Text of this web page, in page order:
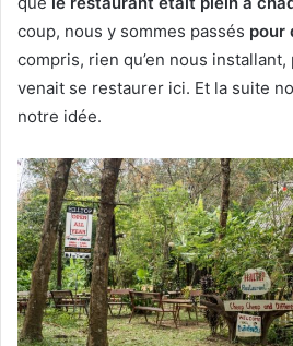
coup, nous y sommes passés pour
compris, rien qu’en nous
venait se restaurer ici. Et la suite
notre idée.